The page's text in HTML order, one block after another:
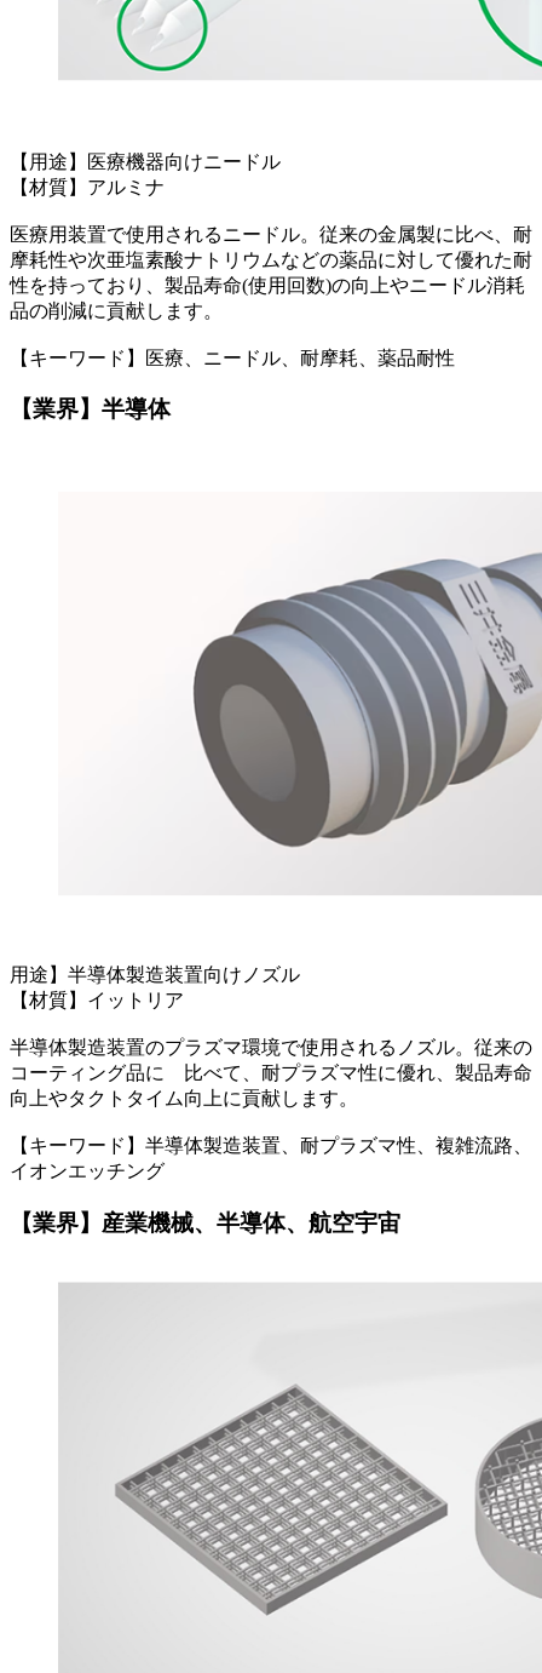
【用途】医療機器向けニードル
【材質】アルミナ
医療用装置で使用されるニードル。従来の金属製に比べ、耐
摩耗性や次亜塩素酸ナトリウムなどの薬品に対して優れた耐
性を持っており、製品寿命(使用回数)の向上やニードル消耗
品の削減に貢献します。
【キーワード】医療、ニードル、耐摩耗、薬品耐性
【業界】半導体
用途】半導体製造装置向けノズル
【材質】イットリア
半導体製造装置のプラズマ環境で使用されるノズル。従来の
コーティング品に 比べて、耐プラズマ性に優れ、製品寿命
向上やタクトタイム向上に貢献します。
【キーワード】半導体製造装置、耐プラズマ性、複雑流路、
イオンエッチング
【業界】産業機械、半導体、航空宇宙